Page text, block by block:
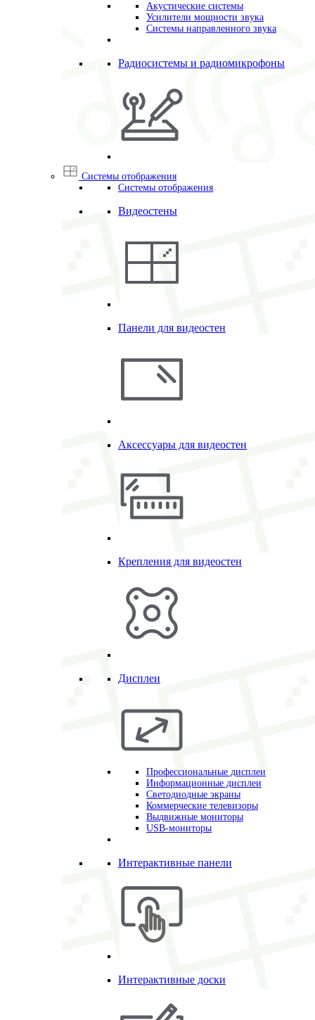
Акустические системы
Усилители мощности звука
Системы направленного звука
Радиосистемы и радиомикрофоны
Системы отображения
Системы отображения
Видеостены
Панели для видеостен
Аксессуары для видеостен
Крепления для видеостен
Дисплеи
Профессиональные дисплеи
Информационные дисплеи
Светодиодные экраны
Коммерческие телевизоры
Выдвижные мониторы
USB-мониторы
Интерактивные панели
Интерактивные доски